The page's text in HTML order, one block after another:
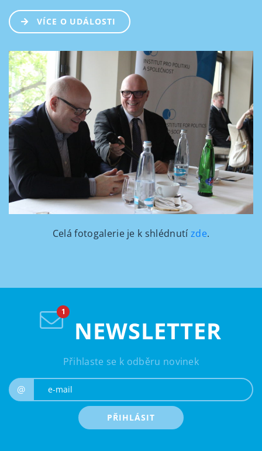
VÍCE O UDÁLOSTI
Celá fotogalerie je k shlédnutí zde.
NEWSLETTER
Přihlaste se k odběru novinek
@
PŘIHLÁSIT